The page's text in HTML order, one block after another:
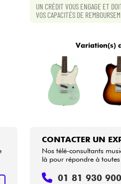
UN CRÉDIT VOUS ENGAGE ET
VOS CAPACITÉS DE
Variation(s)
CONTACTER UN
Nos télé-consultants
là pour répondre à
01 81 930 900